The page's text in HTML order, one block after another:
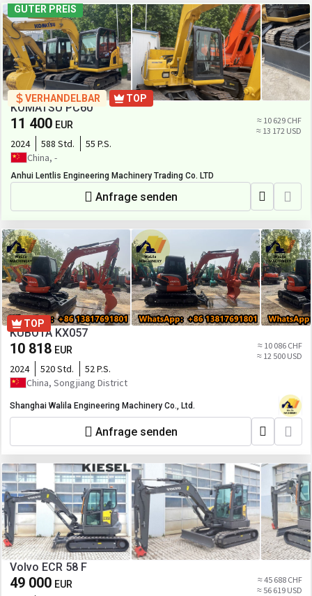
GUTER PREIS
VERHANDELBAR TOP
KOMATSU PC60
11 400 EUR
≈ 10 629 CHF
≈ 13 172 USD
2024 588 Std.
55 P.S.
China, -
Anhui Lentlis Engineering Machinery Trading Co. LTD
Anfrage senden
TOP
KUBOTA KX057
10 818 EUR
≈ 10 086 CHF
≈ 12 500 USD
2024 520 Std.
52 P.S.
China, Songjiang District
Shanghai Walila Engineering Machinery Co., Ltd.
Anfrage senden
Volvo ECR 58 F
49 000 EUR
≈ 45 688 CHF
≈ 56 619 USD